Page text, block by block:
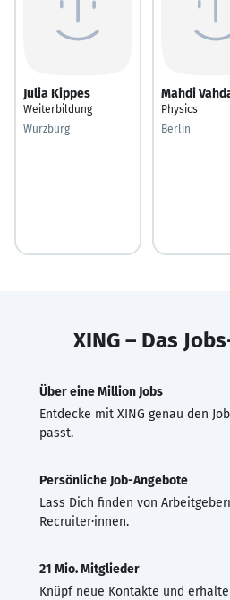
Julia Kippes
Weiterbildung
Würzburg
Mahdi
Physics
Berlin
XING – Das
Über eine Million Jobs
Entdecke mit XING genau den
passt.
Persönliche Job-Angebote
Lass Dich finden von
Recruiter·innen.
21 Mio. Mitglieder
Knüpf neue Kontakte und